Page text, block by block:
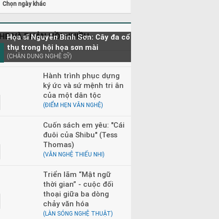
Chọn ngày khác
VÀ PHẢN HỒI NHIỀU
Họa sĩ Nguyễn Bỉnh Sơn: Cây đa cổ
thụ trong hội họa sơn mài
(CHÂN DUNG NGHỆ SỸ)
Hành trình phục dựng
ký ức và sứ mệnh tri ân
của một dân tộc
(ĐIỂM HẸN VĂN NGHỆ)
Cuốn sách em yêu: "Cái
đuôi của Shibu" (Tess
Thomas)
(VĂN NGHỆ THIẾU NHI)
Triển lãm “Mật ngữ
thời gian” - cuộc đối
thoại giữa ba dòng
chảy văn hóa
(LÀN SÓNG NGHỆ THUẬT)